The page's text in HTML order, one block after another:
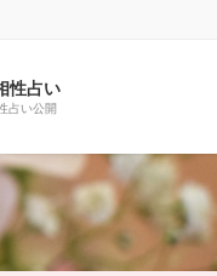
性占い
占い公開